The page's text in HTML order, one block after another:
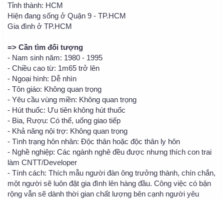
Tỉnh thành: HCM
Hiện đang sống ở Quận 9 - TP.HCM
Gia đình ở TP.HCM
=> Cần tìm đối tượng
- Nam sinh năm: 1980 - 1995
- Chiều cao từ: 1m65 trở lên
- Ngoại hình: Dễ nhìn
- Tôn giáo: Không quan trọng
- Yêu cầu vùng miền: Không quan trọng
- Hút thuốc: Ưu tiên không hút thuốc
- Bia, Rượu: Có thể, uống giao tiếp
- Khả năng nội trợ: Không quan trọng
- Tình trạng hôn nhân: Độc thân hoặc độc thân ly hôn
- Nghề nghiệp: Các ngành nghê đều được nhưng thích con trai
làm CNTT/Developer
- Tính cách: Thích mẫu người đàn ông trưởng thành, chín chắn,
một người sẽ luôn đặt gia đình lên hàng đầu. Công việc có bận
rộng vẫn sẽ dành thời gian chất lượng bên cạnh người yêu